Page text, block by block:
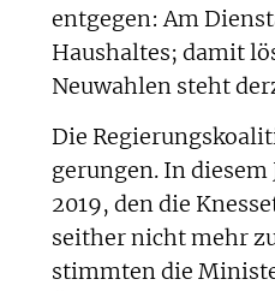
entgegen: Am
Haushaltes; damit
Neuwahlen steht
Die
gerungen. In
2019, den die
seither nicht mehr
stimmten die